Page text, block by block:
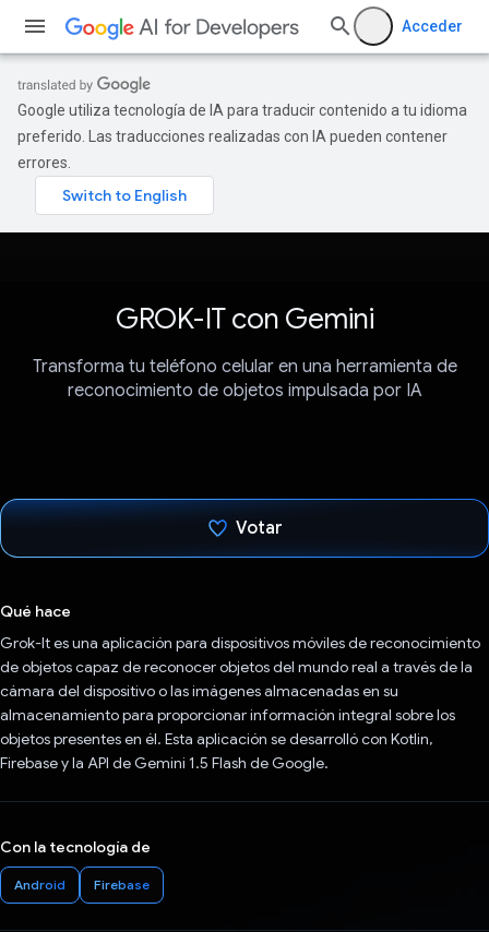
Acceder
Google utiliza tecnología de IA para traducir contenido a tu idioma
preferido. Las traducciones realizadas con IA pueden contener
errores.
GROK-IT con Gemini
Transforma tu teléfono celular en una herramienta de
reconocimiento de objetos impulsada por IA
Votar
Qué hace
Grok-It es una aplicación para dispositivos móviles de reconocimiento
de objetos capaz de reconocer objetos del mundo real a través de la
cámara del dispositivo o las imágenes almacenadas en su
almacenamiento para proporcionar información integral sobre los
objetos presentes en él. Esta aplicación se desarrolló con Kotlin,
Firebase y la API de Gemini 1.5 Flash de Google.
Con la tecnología de
Android Firebase